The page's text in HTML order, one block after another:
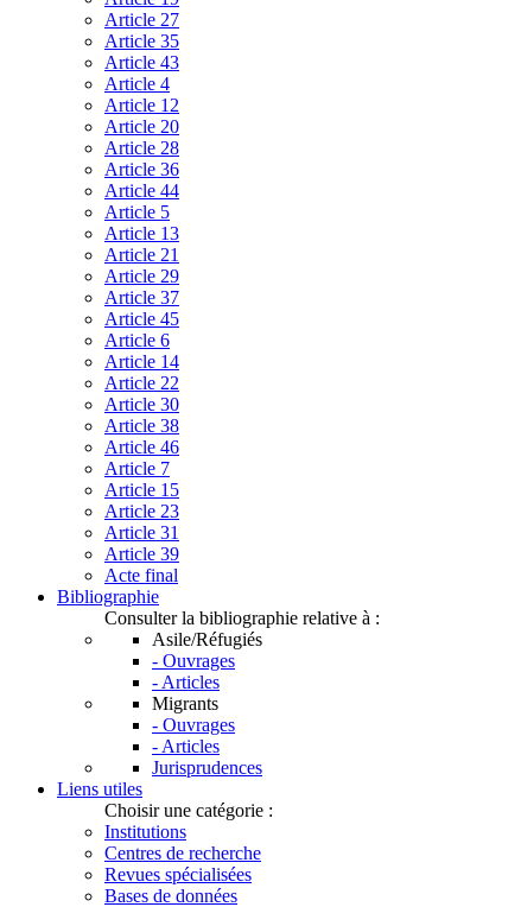
Article 27
Article 35
Article 43
Article 4
Article 12
Article 20
Article 28
Article 36
Article 44
Article 5
Article 13
Article 21
Article 29
Article 37
Article 45
Article 6
Article 14
Article 22
Article 30
Article 38
Article 46
Article 7
Article 15
Article 23
Article 31
Article 39
Acte final
Bibliographie
Consulter la bibliographie relative à :
Asile/Réfugiés
- Ouvrages
- Articles
Migrants
- Ouvrages
- Articles
Jurisprudences
Liens utiles
Choisir une catégorie :
Institutions
Centres de recherche
Revues spécialisées
Bases de données